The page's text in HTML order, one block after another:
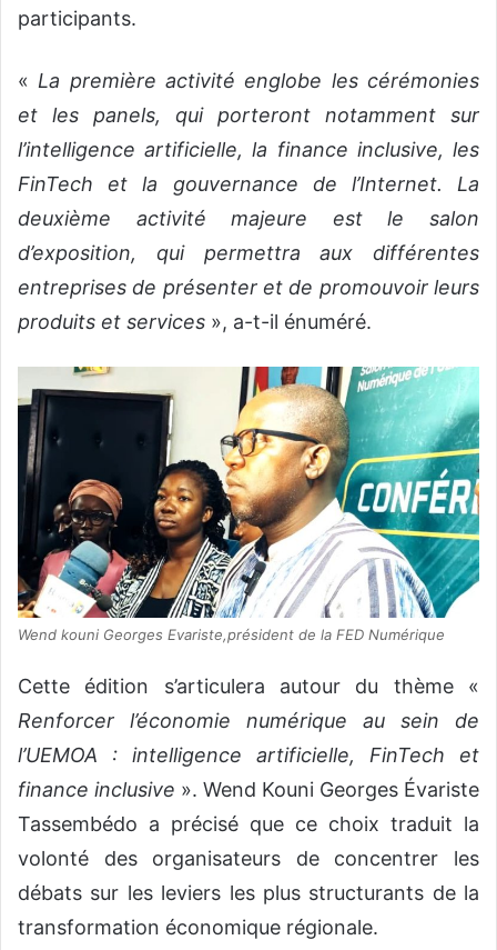
participants.
« La première activité englobe les cérémonies
et les panels, qui porteront notamment sur
l’intelligence artificielle, la finance inclusive, les
FinTech et la gouvernance de l’Internet. La
deuxième activité majeure est le salon
d’exposition, qui permettra aux différentes
entreprises de présenter et de promouvoir leurs
produits et services », a-t-il énuméré.
Wend kouni Georges Evariste,président de la FED Numérique
Cette édition s’articulera autour du thème «
Renforcer l’économie numérique au sein de
l’UEMOA : intelligence artificielle, FinTech et
finance inclusive ». Wend Kouni Georges Évariste
Tassembédo a précisé que ce choix traduit la
volonté des organisateurs de concentrer les
débats sur les leviers les plus structurants de la
transformation économique régionale.